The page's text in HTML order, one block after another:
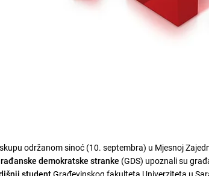
održanom sinoć (10. septembra) u Mjesnoj
demokratske stranke (GDS) upoznali su